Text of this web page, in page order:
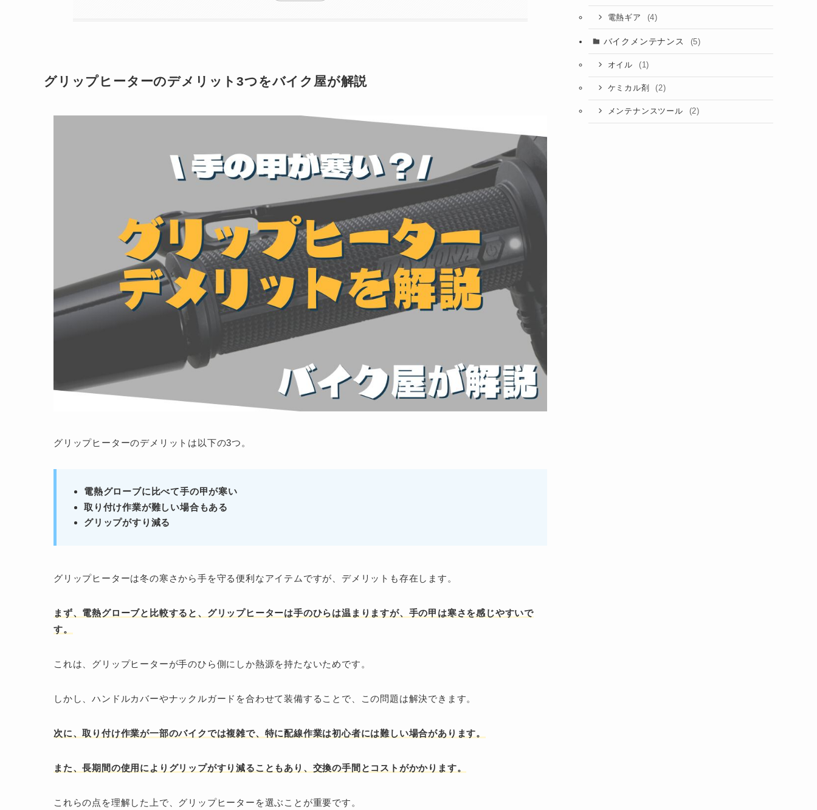
グリップヒーターのデメリット3つをバイク屋が解説
グリップヒーターのデメリットは以下の3つ。
電熱グローブに比べて手の甲が寒い
取り付け作業が難しい場合もある
グリップがすり減る
グリップヒーターは冬の寒さから手を守る便利なアイテムですが、デメリットも存在します。
まず、電熱グローブと比較すると、グリップヒーターは手のひらは温まりますが、手の甲は寒さを感じやすいで
す。
これは、グリップヒーターが手のひら側にしか熱源を持たないためです。
しかし、ハンドルカバーやナックルガードを合わせて装備することで、この問題は解決できます。
次に、取り付け作業が一部のバイクでは複雑で、特に配線作業は初心者には難しい場合があります。
また、長期間の使用によりグリップがすり減ることもあり、交換の手間とコストがかかります。
これらの点を理解した上で、グリップヒーターを選ぶことが重要です。
電熱ギア (4)
バイクメンテナンス (5)
オイル (1)
ケミカル剤 (2)
メンテナンスツール (2)